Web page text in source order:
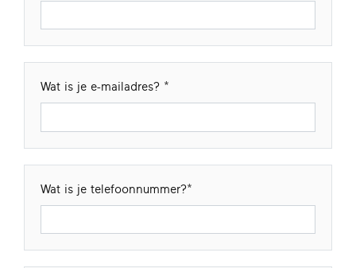
Wat is je e-mailadres?
Wat is je telefoonnummer?